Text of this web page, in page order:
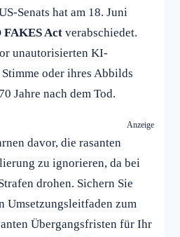
Senats hat am 18. Juni
FAKES Act verabschiedet.
unautorisierten KI-
oder ihres Abbilds
Jahre nach dem Tod.
Anzeige
davor, die rasanten
zu ignorieren, da bei
drohen. Sichern Sie
Umsetzungsleitfaden zum
Übergangsfristen für Ihr